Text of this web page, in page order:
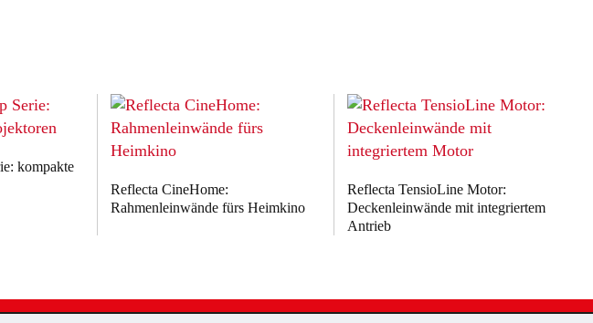
kompakte
Reflecta CineHome:
Rahmenleinwände fürs Heimkino
Reflecta TensioLine Motor:
Deckenleinwände mit integriertem
Antrieb